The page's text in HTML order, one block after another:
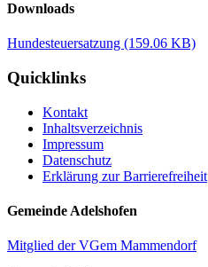
Downloads
Hundesteuersatzung (159.06 KB)
Quicklinks
Kontakt
Inhaltsverzeichnis
Impressum
Datenschutz
Erklärung zur Barrierefreiheit
Gemeinde Adelshofen
Mitglied der VGem Mammendorf